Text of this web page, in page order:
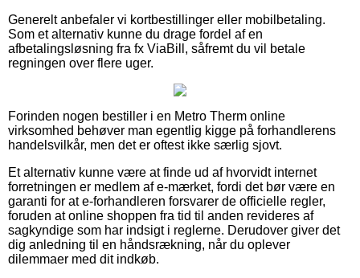
Generelt anbefaler vi kortbestillinger eller mobilbetaling.
Som et alternativ kunne du drage fordel af en
afbetalingsløsning fra fx ViaBill, såfremt du vil betale
regningen over flere uger.
Forinden nogen bestiller i en Metro Therm online
virksomhed behøver man egentlig kigge på forhandlerens
handelsvilkår, men det er oftest ikke særlig sjovt.
Et alternativ kunne være at finde ud af hvorvidt internet
forretningen er medlem af e-mærket, fordi det bør være en
garanti for at e-forhandleren forsvarer de officielle regler,
foruden at online shoppen fra tid til anden revideres af
sagkyndige som har indsigt i reglerne. Derudover giver det
dig anledning til en håndsrækning, når du oplever
dilemmaer med dit indkøb.